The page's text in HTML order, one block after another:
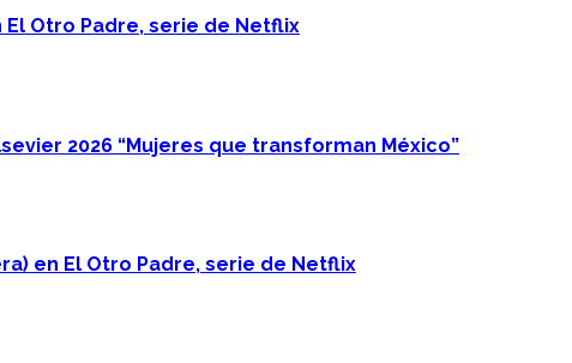
El Otro Padre, serie de Netflix
2026 “Mujeres que transforman México”
en El Otro Padre, serie de Netflix